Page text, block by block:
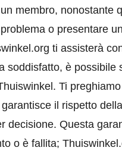
membro, nonostante
o presentare
ti assisterà
soddisfatto, è possibile
Ti
il rispetto
decisione. Questa
o è fallita;